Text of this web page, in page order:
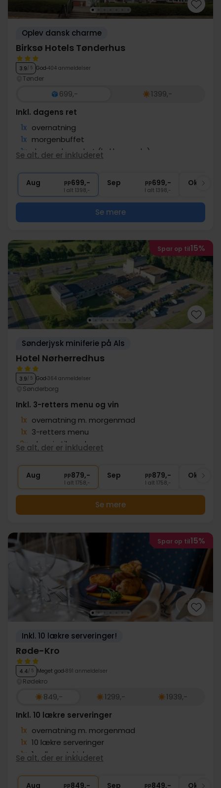
Oplev dansk charme
Birksø Hotels Tønderhus
3.9/ 5 God 404 anmeldelser
Tønder
699,-
1399,-
Inkl. dagens ret
1x overnatning
1x morgenbuffet
1x dagens hovedret (kokkens valg)
∞ Gratis wifi
Se alt, der er inkluderet
Aug pp699,-
I alt 1398,-
Sep pp699,-
I alt 1398,-
Okt
Se mere
Spar op til15%
Sønderjysk miniferie på Als
Hotel Nørherredhus
3.9/ 5 God 364 anmeldelser
Sønderborg
Inkl. 3-retters menu og vin
1x overnatning m. morgenmad
1x 3-retters menu
2x glas vin til made
∞ Gratis parkering
Se alt, der er inkluderet
Aug pp879,-
I alt 1758,-
Sep pp879,-
I alt 1758,-
Okt
Se mere
Spar op til15%
Inkl. 10 lækre serveringer!
Røde-Kro
4.4/ 5 Meget god 891 anmeldelser
Rødekro
849,- 1299,-
1939,-
Inkl. 10 lækre serveringer
1x overnatning m. morgenmad
1x 10 lækre serveringer
1x 1 velkomstdrink
∞ Gratis internet og parkering
Se alt, der er inkluderet
Aug pp849,- Sep pp849,- Okt